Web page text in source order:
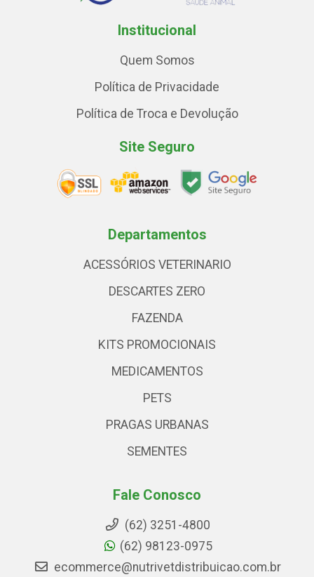
Institucional
Quem Somos
Política de Privacidade
Política de Troca e Devolução
Site Seguro
Departamentos
ACESSÓRIOS VETERINARIO
DESCARTES ZERO
FAZENDA
KITS PROMOCIONAIS
MEDICAMENTOS
PETS
PRAGAS URBANAS
SEMENTES
Fale Conosco
(62) 3251-4800
(62) 98123-0975
ecommerce@nutrivetdistribuicao.com.br